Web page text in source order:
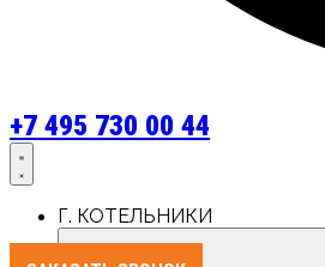
+7 495 730 00 44
Г. КОТЕЛЬНИКИ